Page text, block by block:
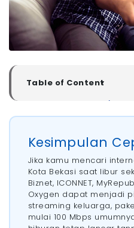
Table of Content
▼
7 Provider Internet Untuk
- 2. CBN
- 3. Biznet
- 4. ICONNET
- 5. MyRepublic
- 6. IndiHome
- 7. Oxygen
Kesimpulan
Jika kamu mencari
Kota Bekasi saat libur
Biznet, ICONNET,
Oxygen dapat menjadi
streaming keluarga,
mulai 100 Mbps